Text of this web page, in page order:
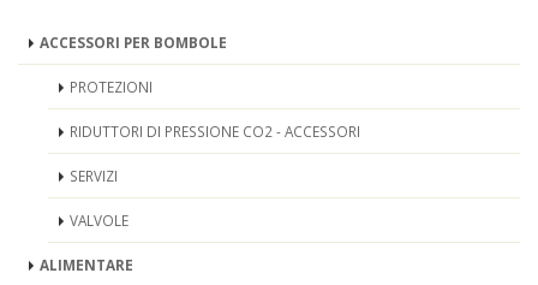
ACCESSORI PER BOMBOLE
PROTEZIONI
RIDUTTORI DI PRESSIONE CO2 - ACCESSORI
SERVIZI
VALVOLE
ALIMENTARE